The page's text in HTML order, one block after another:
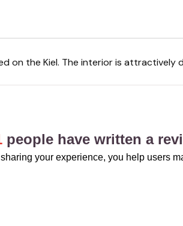
on the Kiel. The interior is attractively
people have written a
your experience, you help users